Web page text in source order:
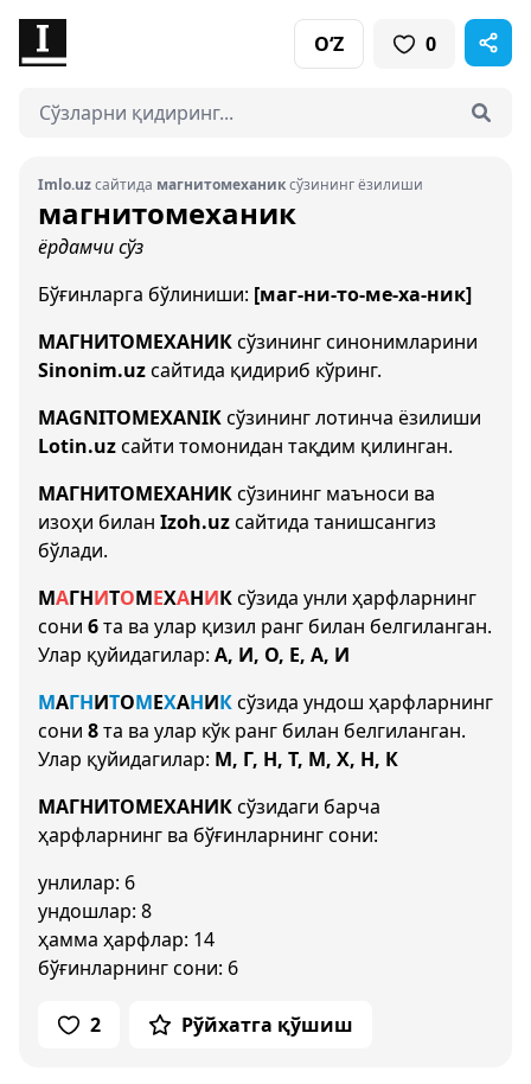
O‘Z 0
Imlo.uzсайтида магнитомеханиксўзининг ёзилиши
магнитомеханик
ёрдамчи сўз
Бўғинларга бўлиниши: [маг-ни-то-ме-ха-ник]
МАГНИТОМЕХАНИКсўзининг синонимларини
Sinonim.uzсайтида қидириб кўринг.
MAGNITOMEXANIKсўзининг лотинча ёзилиши
Lotin.uzсайти томонидан тақдим қилинган.
МАГНИТОМЕХАНИКсўзининг маъноси ва
изоҳи билан Izoh.uzсайтида танишсангиз
бўлади.
МАГНИТОМЕХАНИКсўзида унли ҳарфларнинг
сони 6та ва улар қизил ранг билан белгиланган.
Улар қуйидагилар: А, И, О, Е, А, И
МАГНИТОМЕХАНИКсўзида ундош ҳарфларнинг
сони 8та ва улар кўк ранг билан белгиланган.
Улар қуйидагилар: М, Г, Н, Т, М, Х, Н, К
МАГНИТОМЕХАНИКсўзидаги барча
ҳарфларнинг ва бўғинларнинг сони:
унлилар: 6
ундошлар: 8
ҳамма ҳарфлар: 14
бўғинларнинг сони: 6
2 Рўйхатга қўшиш